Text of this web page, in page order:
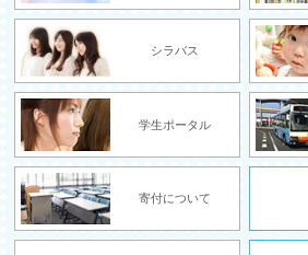
シラバス
学生ポータル
寄付について